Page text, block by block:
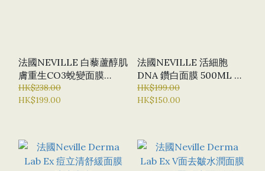
法國NEVILLE 白藜蘆醇肌
膚重生CO3蛻變面膜
15GX10 美白 抗氧化 泡泡
面膜 CO3 MASK
HK$238.00
HK$199.00
法國NEVILLE 活細胞
DNA 鑽白面膜 500ML 美
白 淡斑 淨白美肌
HK$199.00
HK$150.00